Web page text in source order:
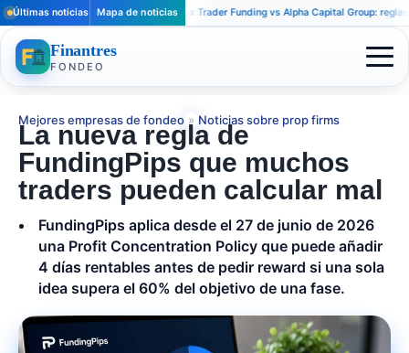
Últimas noticias Mapa de noticiasApex Trader Funding vs Alpha Capital Group: reglas
Finantres
FONDEO
Mejores empresas de fondeo » Noticias sobre prop firms
La nueva regla de
FundingPips que muchos
traders pueden calcular mal
FundingPips aplica desde el 27 de junio de 2026
una Profit Concentration Policy que puede añadir
4 días rentables antes de pedir reward si una sola
idea supera el 60% del objetivo de una fase.